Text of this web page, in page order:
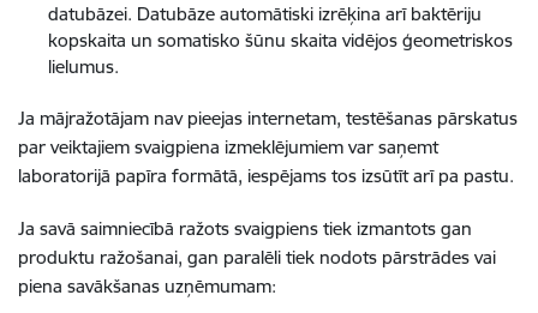
datubāzei. Datubāze automātiski izrēķina arī baktēriju
kopskaita un somatisko šūnu skaita vidējos ģeometriskos
lielumus.
Ja mājražotājam nav pieejas internetam, testēšanas pārskatus
par veiktajiem svaigpiena izmeklējumiem var saņemt
laboratorijā papīra formātā, iespējams tos izsūtīt arī pa pastu.
Ja savā saimniecībā ražots svaigpiens tiek izmantots gan
produktu ražošanai, gan paralēli tiek nodots pārstrādes vai
piena savākšanas uzņēmumam: